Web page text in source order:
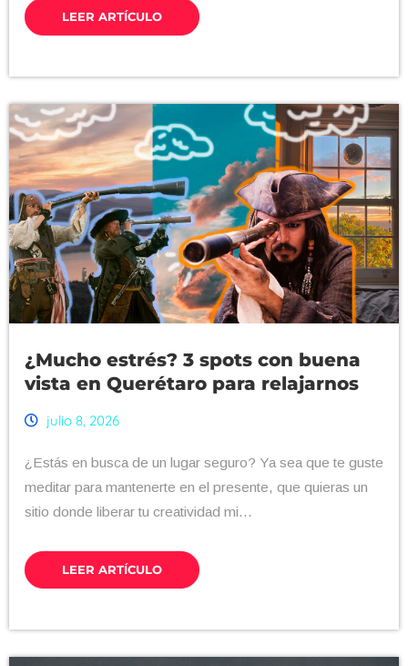
LEER ARTÍCULO
¿Mucho estrés? 3 spots con buena
vista en Querétaro para relajarnos
julio 8, 2026
¿Estás en busca de un lugar seguro? Ya sea que te guste
meditar para mantenerte en el presente, que quieras un
sitio donde liberar tu creatividad mi...
LEER ARTÍCULO